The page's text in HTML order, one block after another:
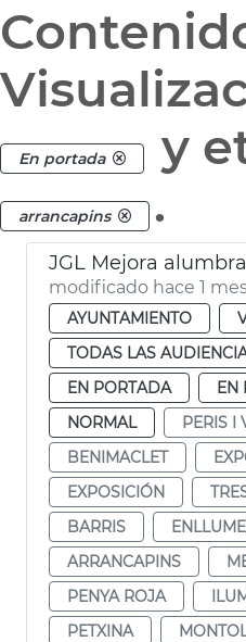
En portada y
arrancapins .
modificado hace 1
AYUNTAMIENTO
TODAS LAS
EN PORTADA
EN
NORMAL
PERIS I
BENIMACLET
EXPOSICIÓN
BARRIS
ARRANCAPINS
PENYA ROJA
PETXINA